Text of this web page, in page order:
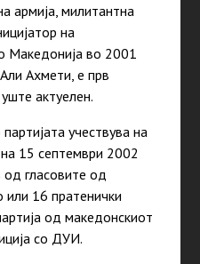
армија, милитантна
на
Македонија во 2001
Ахмети, е прв
актуелен.
учествува на
15 септември 2002
од гласовите од
или 16 пратенички
од македонскиот
со ДУИ.